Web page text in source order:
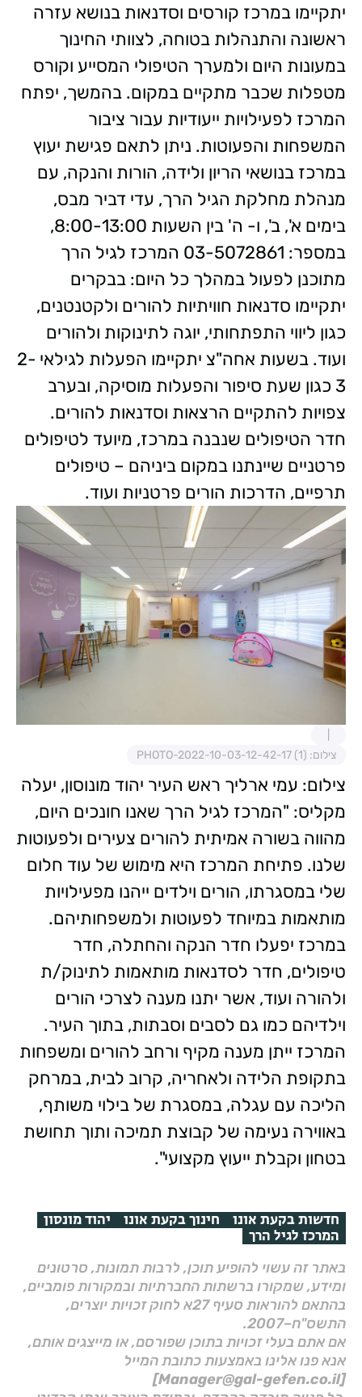
יתקיימו במרכז קורסים וסדנאות בנושא עזרה
ראשונה והתנהלות בטוחה, לצוותי החינוך
במעונות היום ולמערך הטיפולי המסייע וקורס
מטפלות שכבר מתקיים במקום. בהמשך, יפתח
המרכז לפעילויות ייעודיות עבור ציבור
המשפחות והפעוטות. ניתן לתאם פגישת יעוץ
במרכז בנושאי הריון ולידה, הורות והנקה, עם
מנהלת מחלקת הגיל הרך, עדי דביר מבס,
בימים א', ב', ו- ה' בין השעות 8:00-13:00,
במספר: 03-5072861 המרכז לגיל הרך
מתוכנן לפעול במהלך כל היום: בבקרים
יתקיימו סדנאות חוויתיות להורים ולקטנטנים,
כגון ליווי התפתחותי, יוגה לתינוקות ולהורים
ועוד. בשעות אחה"צ יתקיימו הפעלות לגילאי 2-
3 כגון שעת סיפור והפעלות מוסיקה, ובערב
צפויות להתקיים הרצאות וסדנאות להורים.
חדר הטיפולים שנבנה במרכז, מיועד לטיפולים
פרטניים שיינתנו במקום ביניהם – טיפולים
תרפיים, הדרכות הורים פרטניות ועוד.
צילום: PHOTO-2022-10-03-12-42-17 (1)
צילום: עמי ארליך ראש העיר יהוד מונוסון, יעלה
מקליס: "המרכז לגיל הרך שאנו חונכים היום,
מהווה בשורה אמיתית להורים צעירים ולפעוטות
שלנו. פתיחת המרכז היא מימוש של עוד חלום
שלי במסגרתו, הורים וילדים ייהנו מפעילויות
מותאמות במיוחד לפעוטות ולמשפחותיהם.
במרכז יפעלו חדר הנקה והחתלה, חדר
טיפולים, חדר לסדנאות מותאמות לתינוק/ת
ולהורה ועוד, אשר יתנו מענה לצרכי הורים
וילדיהם כמו גם לסבים וסבתות, בתוך העיר.
המרכז ייתן מענה מקיף ורחב להורים ומשפחות
בתקופת הלידה ולאחריה, קרוב לבית, במרחק
הליכה עם עגלה, במסגרת של בילוי משותף,
באווירה נעימה של קבוצת תמיכה ותוך תחושת
בטחון וקבלת ייעוץ מקצועי".
חדשות בקעת אונו חינוך בקעת אונו יהוד מונסון
המרכז לגיל הרך
באתר זה עשוי להופיע תוכן, לרבות תמונות, סרטונים
ומידע, שמקורו ברשתות החברתיות ובמקורות פומביים,
בהתאם להוראות סעיף 27א לחוק זכויות יוצרים,
התשס"ח–2007.
אם אתם בעלי זכויות בתוכן שפורסם, או מייצגים אותם,
אנא פנו אלינו באמצעות כתובת המייל
[Manager@gal-gefen.co.il]